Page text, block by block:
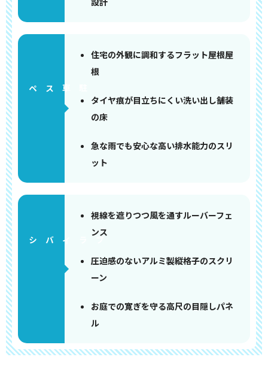
住宅の外観に調和するフラット屋根屋
根
タイヤ痕が目立ちにくい洗い出し舗装
の床
急な雨でも安心な高い排水能力のスリ
ット
視線を遮りつつ風を通すルーバーフェ
ンス
圧迫感のないアルミ製縦格子のスクリ
ーン
お庭での寛ぎを守る高尺の目隠しパネ
ル